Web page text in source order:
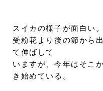
スイカの様子が面白い。
受粉花より後の節から
て伸ばして
いますが、今年はそこ
き始めている。